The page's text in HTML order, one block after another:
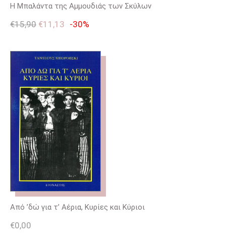
Η Μπαλάντα της Αμμουδιάς των Σκύλων
€15,90 €11,13 -30%
Από ’δώ για τ’ Αέρια, Κυρίες και Κύριοι
€0,00